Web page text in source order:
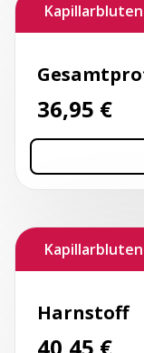
36,95 €
Harnstoff